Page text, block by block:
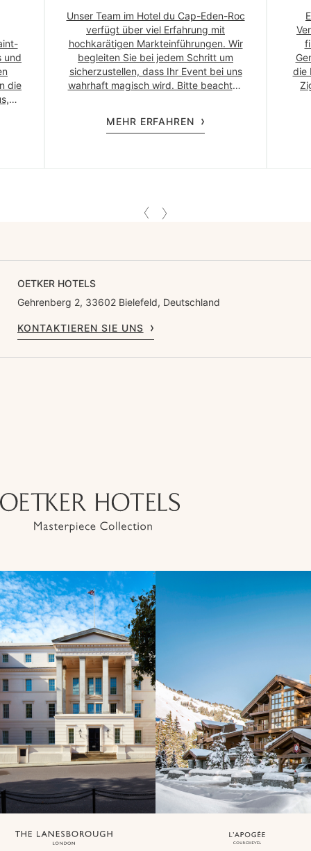
und
die
Unser Team im Hotel du Cap-Eden-Roc
verfügt über viel Erfahrung mit
hochkarätigen Markteinführungen. Wir
begleiten Sie bei jedem Schritt um
sicherzustellen, dass Ihr Event bei uns
wahrhaft magisch wird. Bitte beachten
Oktober begrenzt sind.
MEHR ERFAHREN
die
OETKER HOTELS
Gehrenberg 2, 33602 Bielefeld, Deutschland
KONTAKTIEREN SIE UNS